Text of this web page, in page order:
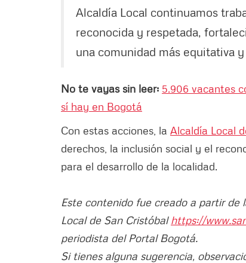
Alcaldía Local continuamos
reconocida y respetada,
una comunidad más equitativa
No te vayas sin leer: 5.906 vacantes
sí hay en Bogotá
Con estas acciones, la Alcaldía Local
derechos, la inclusión social y el
para el desarrollo de la localidad.
Este contenido fue creado a partir de
Local de San Cristóbalhttps://
periodista del Portal Bogotá.
Si tienes alguna sugerencia,